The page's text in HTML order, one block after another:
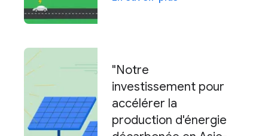
"Notre
investissement pour
accélérer la
production d'énergie